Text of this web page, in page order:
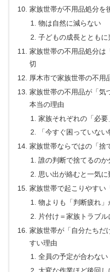
家族世帯が不用品処分を
物は自然に減らない
子どもの成長とともに
家族世帯の不用品処分は
切
厚木市で家族世帯の不用
家族世帯の不用品が「気
本当の理由
家族それぞれの「必要
「今すぐ困っていな
家族世帯ならではの「捨
誰の判断で捨てるのか
思い出が絡むと一気に
家族世帯で起こりやすい
物よりも「判断疲れ」
片付け＝家族トラブ
家族世帯が「自分たちだ
すい理由
全員の予定が合わない